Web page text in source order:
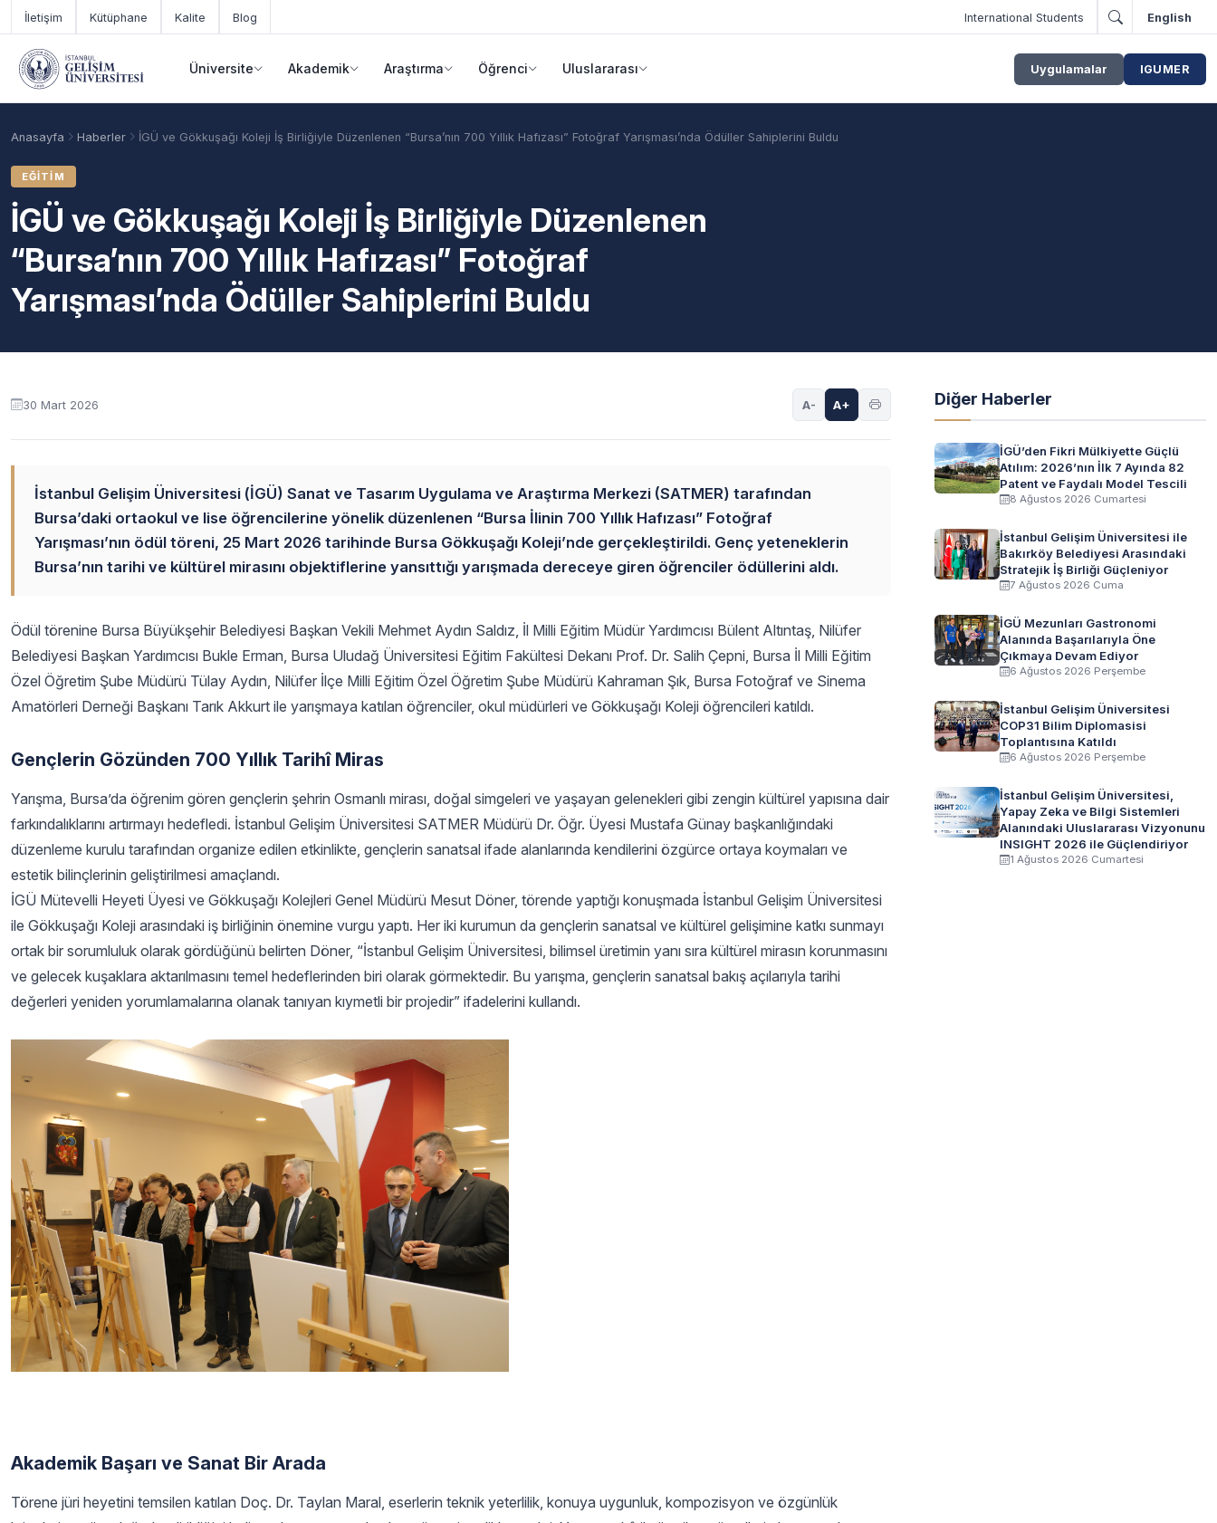
Ana içeriğe geç
İletişim Kütüphane Kalite Blog International Students English
Üniversite Akademik Araştırma Öğrenci Uluslararası Uygulamalar IGUMER
Akademik Takvim Burslar Taban Puanlar
Anasayfa Haberler İGÜ ve Gökkuşağı Koleji İş Birliğiyle Düzenlenen “Bursa’nın 700 Yıllık Hafızası” Fotoğraf Yarışması’nda Ödüller Sahiplerini Buldu
EĞITIM
İGÜ ve Gökkuşağı Koleji İş Birliğiyle Düzenlenen
“Bursa’nın 700 Yıllık Hafızası” Fotoğraf
Yarışması’nda Ödüller Sahiplerini Buldu
30 Mart 2026 A- A+
İstanbul Gelişim Üniversitesi (İGÜ) Sanat ve Tasarım Uygulama ve Araştırma Merkezi (SATMER) tarafından
Bursa’daki ortaokul ve lise öğrencilerine yönelik düzenlenen “Bursa İlinin 700 Yıllık Hafızası” Fotoğraf
Yarışması’nın ödül töreni, 25 Mart 2026 tarihinde Bursa Gökkuşağı Koleji’nde gerçekleştirildi. Genç yeteneklerin
Bursa’nın tarihi ve kültürel mirasını objektiflerine yansıttığı yarışmada dereceye giren öğrenciler ödüllerini aldı.
Ödül törenine Bursa Büyükşehir Belediyesi Başkan Vekili Mehmet Aydın Saldız, İl Milli Eğitim Müdür Yardımcısı Bülent Altıntaş, Nilüfer
Belediyesi Başkan Yardımcısı Bukle Erman, Bursa Uludağ Üniversitesi Eğitim Fakültesi Dekanı Prof. Dr. Salih Çepni, Bursa İl Milli Eğitim
Özel Öğretim Şube Müdürü Tülay Aydın, Nilüfer İlçe Milli Eğitim Özel Öğretim Şube Müdürü Kahraman Şık, Bursa Fotoğraf ve Sinema
Amatörleri Derneği Başkanı Tarık Akkurt ile yarışmaya katılan öğrenciler, okul müdürleri ve Gökkuşağı Koleji öğrencileri katıldı.
Gençlerin Gözünden 700 Yıllık Tarihî Miras
Yarışma, Bursa’da öğrenim gören gençlerin şehrin Osmanlı mirası, doğal simgeleri ve yaşayan gelenekleri gibi zengin kültürel yapısına dair
farkındalıklarını artırmayı hedefledi. İstanbul Gelişim Üniversitesi SATMER Müdürü Dr. Öğr. Üyesi Mustafa Günay başkanlığındaki
düzenleme kurulu tarafından organize edilen etkinlikte, gençlerin sanatsal ifade alanlarında kendilerini özgürce ortaya koymaları ve
estetik bilinçlerinin geliştirilmesi amaçlandı.
İGÜ Mütevelli Heyeti Üyesi ve Gökkuşağı Kolejleri Genel Müdürü Mesut Döner, törende yaptığı konuşmada İstanbul Gelişim Üniversitesi
ile Gökkuşağı Koleji arasındaki iş birliğinin önemine vurgu yaptı. Her iki kurumun da gençlerin sanatsal ve kültürel gelişimine katkı sunmayı
ortak bir sorumluluk olarak gördüğünü belirten Döner, “İstanbul Gelişim Üniversitesi, bilimsel üretimin yanı sıra kültürel mirasın korunmasını
ve gelecek kuşaklara aktarılmasını temel hedeflerinden biri olarak görmektedir. Bu yarışma, gençlerin sanatsal bakış açılarıyla tarihi
değerleri yeniden yorumlamalarına olanak tanıyan kıymetli bir projedir” ifadelerini kullandı.
Akademik Başarı ve Sanat Bir Arada
Törene jüri heyetini temsilen katılan Doç. Dr. Taylan Maral, eserlerin teknik yeterlilik, konuya uygunluk, kompozisyon ve özgünlük
Diğer Haberler
İGÜ’den Fikri Mülkiyette Güçlü
Atılım: 2026’nın İlk 7 Ayında 82
Patent ve Faydalı Model Tescili
8 Ağustos 2026 Cumartesi
İstanbul Gelişim Üniversitesi ile
Bakırköy Belediyesi Arasındaki
Stratejik İş Birliği Güçleniyor
7 Ağustos 2026 Cuma
İGÜ Mezunları Gastronomi
Alanında Başarılarıyla Öne
Çıkmaya Devam Ediyor
6 Ağustos 2026 Perşembe
İstanbul Gelişim Üniversitesi
COP31 Bilim Diplomasisi
Toplantısına Katıldı
6 Ağustos 2026 Perşembe
İstanbul Gelişim Üniversitesi,
Yapay Zeka ve Bilgi Sistemleri
Alanındaki Uluslararası Vizyonunu
INSIGHT 2026 ile Güçlendiriyor
1 Ağustos 2026 Cumartesi